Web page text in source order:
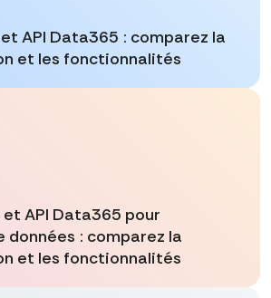
API Data365 : comparez la
et les fonctionnalités
API Data365 pour
: comparez la
et les fonctionnalités